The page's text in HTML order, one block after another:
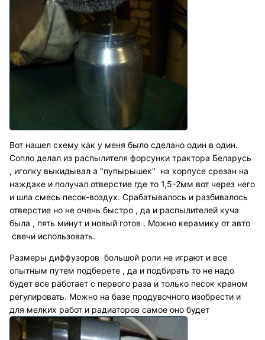
Вот нашел схему как у меня было сделано один в один.
Сопло делал из распылителя форсунки трактора Беларусь
, иголку выкидывал а "пупырышек" на корпусе срезан на
наждаке и получал отверстие где то 1,5-2мм вот через него
и шла смесь песок-воздух. Срабатывалось и разбивалось
отверстие но не очень быстро , да и распылителей куча
была , пять минут и новый готов . Можно керамику от авто
свечи использовать.
Размеры диффузоров большой роли не играют и все
опытным путем подберете , да и подбирать то не надо
будет все работает с первого раза и только песок краном
регулировать. Можно на базе продувочного изобрести и
для мелких работ и радиаторов самое оно будет